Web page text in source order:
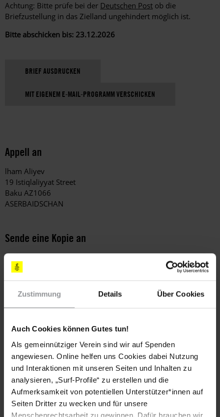
Zustimmung Details Über Cookies
Auch Cookies können Gutes tun!
Als gemeinnütziger Verein sind wir auf Spenden
angewiesen. Online helfen uns Cookies dabei Nutzung
und Interaktionen mit unseren Seiten und Inhalten zu
analysieren, „Surf-Profile“ zu erstellen und die
Aufmerksamkeit von potentiellen Unterstützer*innen auf
Seiten Dritter zu wecken und für unsere
Menschenrechtsarbeit zu gewinnen. Dafür brauchen wir
Achtung: Bitte prüfe bei der Deutschen Post ob die
Briefzustellung in das Zielland ungehindert möglich ist.
Bitte abschicken bis: 23.12.2026
BRIEF AUSDRUCKEN
MIT EIGENEM E-MAIL-PROGRAMM VERSCHICKEN
Appell an
lham Aliyev
19 Istiqlaliyyat Street
Baku AZ1066
ASERBAIDSCHAN
Sende eine Kopie an
Botschaft der Republik Aserbaidschan
S. E. Herrn Nasimi Aghayev
Klingelhöferstraße 20
10785 Berlin
Fax: 030-2191 6152
Amnesty fordert:
Bitte lassen Sie Tofig Yagublu sofort und bedingungslos
frei und sorgen Sie dafür, dass er Zugang zu der
benötigten medizinischen Versorgung hat.
Außerdem fordere ich Sie höflich auf, das